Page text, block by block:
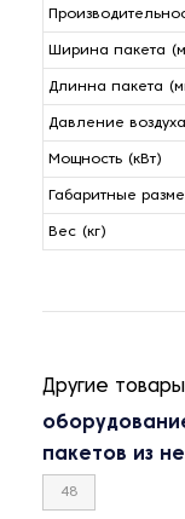
Ширина пакета
Длинна пакета
Давление
Мощность (кВт)
Габаритные
Вес (кг)
Другие
пакетов из
48